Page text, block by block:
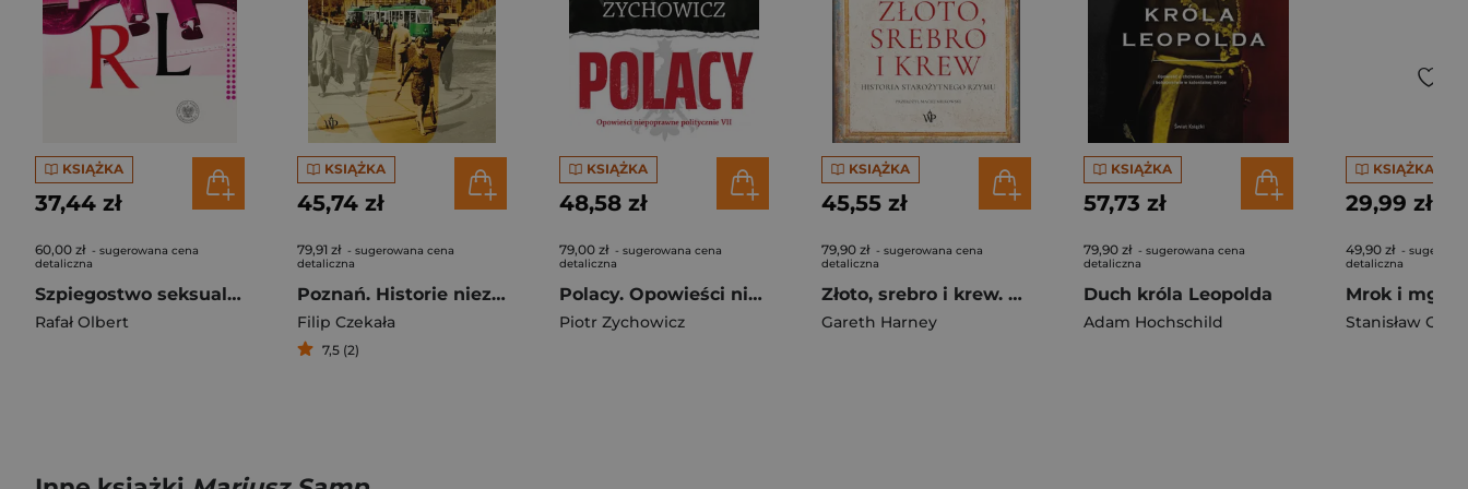
KSIĄŻKA
37,44 zł
60,00 zł - sugerowana cena
detaliczna
Szpiegostwo seksualne w PRL. Wykorzystywanie materiałów kompromitujących do prób werbunku dyplomatów zagranicznych przez SB
Rafał Olbert
KSIĄŻKA
45,74 zł
79,91 zł - sugerowana cena
detaliczna
Poznań. Historie nieznane i zapomniane
Filip Czekała
7,5 (2)
KSIĄŻKA
48,58 zł
79,00 zł - sugerowana cena
detaliczna
Polacy. Opowieści niepoprawne politycznie VII
Piotr Zychowicz
KSIĄŻKA
45,55 zł
79,90 zł - sugerowana cena
detaliczna
Złoto, srebro i krew. Historia starożytnego Rzymu
Gareth Harney
KSIĄŻKA
57,73 zł
79,90 zł - sugerowana cena
detaliczna
Duch króla Leopolda
Adam Hochschild
KSIĄŻKA
29,99 zł
49,90 zł -
detaliczna
Stanisław